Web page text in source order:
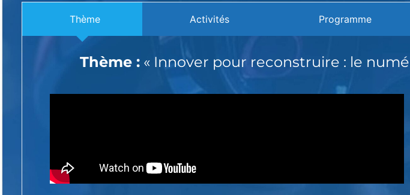
Thème Activités Programme
Thème : « Innover pour reconstruire : le